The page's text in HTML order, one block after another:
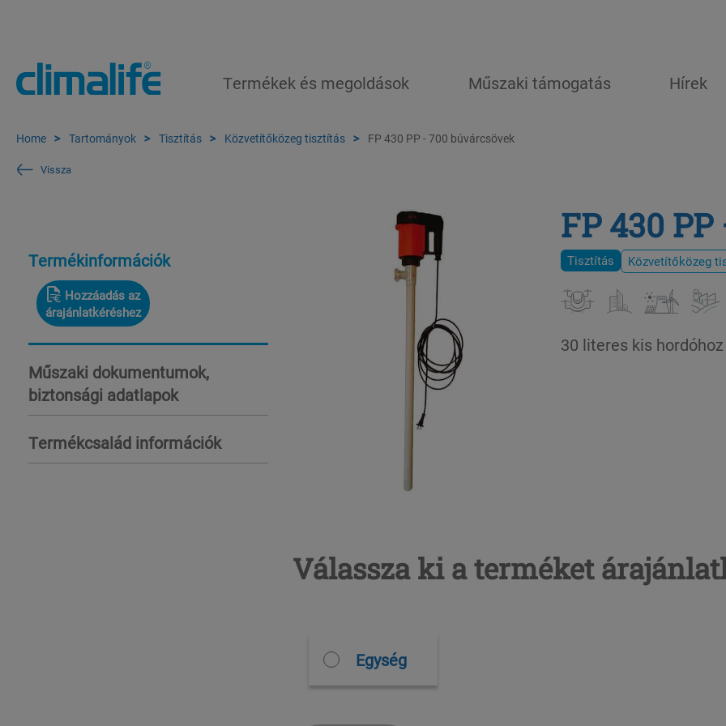
Termékek és megoldások Műszaki támogatás Hírek
Home Tartományok Tisztítás Közvetítőközeg tisztítás FP 430 PP - 700 búvárcsövek
Vissza
Termékinformációk
Hozzáadás az
árajánlatkéréshez
Műszaki dokumentumok,
biztonsági adatlapok
Termékcsalád információk
FP 430
Tisztítás Közvetítőközeg
30 literes kis hordóhoz
Válassza ki a terméket
Egység